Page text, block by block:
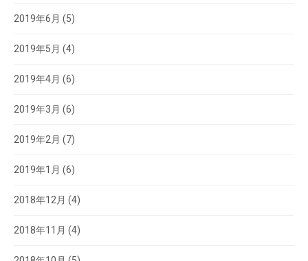
2019年6月 (5)
2019年5月 (4)
2019年4月 (6)
2019年3月 (6)
2019年2月 (7)
2019年1月 (6)
2018年12月 (4)
2018年11月 (4)